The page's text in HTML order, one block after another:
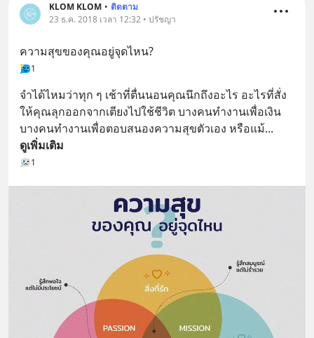
KLOM KLOM • ติดตาม
23 ธ.ค. 2018 เวลา 12:32 • ปรัชญา
ความสุขของคุณอยู่จุดไหน?
1
จำได้ไหมว่าทุก ๆ เช้าที่ตื่นนอนคุณนึกถึงอะไร อะไรที่สั่ง
ให้คุณลุกออกจากเตียงไปใช้ชีวิต บางคนทำงานเพื่อเงิน
บางคนทำงานเพื่อตอบสนองความสุขตัวเอง หรือแม้...
ดูเพิ่มเติม
1